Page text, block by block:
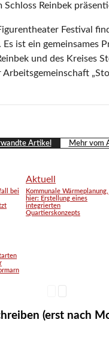
Schloss Reinbek
Festival
ist ein gemeinsames
und des Kreises
Artikel Mehr vom
bei
Aktuell
Kommunale Wärmeplanung,
hier: Erstellung eines
integrierten
Quartierskonzepts
(erst nach